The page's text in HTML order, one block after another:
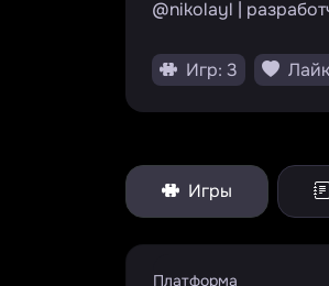
@nikolayl |
Игр: 3
Игры
Платформа